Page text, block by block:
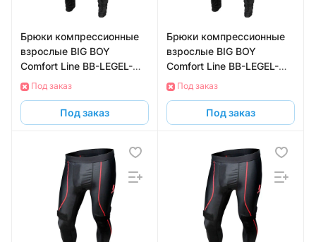
Брюки компрессионные
взрослые BIG BOY
Comfort Line BB-LEGEL-
SR-XL с защитой паха,
Под заказ
Под заказ
Брюки компрессионные
взрослые BIG BOY
Comfort Line BB-LEGEL-
SR-S с защитой паха,
Под заказ
Под заказ